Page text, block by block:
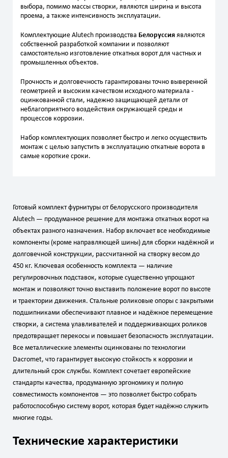
выбора, помимо массы створки, являются ширина и высота
проема, а также интенсивность эксплуатации.
Комплектующие Alutech производства Белоруссия являются
собственной разработкой компании и позволяют
самостоятельно изготовление откатных ворот для частных и
промышленных объектов.
Прочность и долговечность гарантированы точно выверенной
геометрией и высоким качеством исходного материала -
оцинкованной стали, надежно защищающей детали от
неблагоприятного воздействия окружающей среды и
процессов коррозии.
Набор комплектующих позволяет быстро и легко осуществить
монтаж с целью запустить в эксплуатацию откатные ворота в
самые короткие сроки.
Готовый комплект фурнитуры от белорусского производителя
Alutech — продуманное решение для монтажа откатных ворот на
объектах разного назначения. Набор включает все необходимые
компоненты (кроме направляющей шины) для сборки надёжной и
долговечной конструкции, рассчитанной на створку весом до
450 кг. Ключевая особенность комплекта — наличие
регулировочных подставок, которые существенно упрощают
монтаж и позволяют точно выставить положение ворот по высоте
и траектории движения. Стальные роликовые опоры с закрытыми
подшипниками обеспечивают плавное и надёжное перемещение
створки, а система улавливателей и поддерживающих роликов
предотвращает перекосы и повышает безопасность эксплуатации.
Все металлические элементы оцинкованы по технологии
Dacromet, что гарантирует высокую стойкость к коррозии и
длительный срок службы. Комплект сочетает европейские
стандарты качества, продуманную эргономику и полную
совместимость компонентов — это позволяет быстро собрать
работоспособную систему ворот, которая будет надёжно служить
многие годы.
Технические характеристики